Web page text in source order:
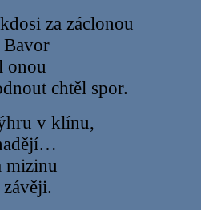
za záclonou
onou
chtěl spor.
v klínu,
mizinu